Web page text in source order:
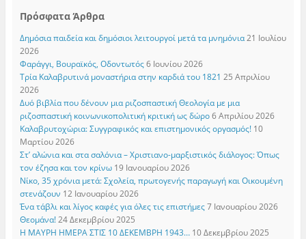
Πρόσφατα Άρθρα
Δημόσια παιδεία και δημόσιοι λειτουργοί μετά τα μνημόνια 21 Ιουλίου
2026
Φαράγγι, Βουραϊκός, Οδοντωτός 6 Ιουνίου 2026
Τρία Καλαβρυτινά μοναστήρια στην καρδιά του 1821 25 Απριλίου
2026
Δυό βιβλία που δένουν μια ριζοσπαστική Θεολογία με μια
ριζοσπαστική κοινωνικοπολιτική κριτική ως δώρο 6 Απριλίου 2026
Καλαβρυτοχώρια: Συγγραφικός και επιστημονικός οργασμός! 10
Μαρτίου 2026
Στ’ αλώνια και στα σαλόνια – Χριστιανο-μαρξιστικός διάλογος: Όπως
τον έζησα και τον κρίνω 19 Ιανουαρίου 2026
Νίκο, 35 χρόνια μετά: Σχολεία, πρωτογενής παραγωγή και Οικουμένη
στενάζουν 12 Ιανουαρίου 2026
Ένα τάβλι και λίγος καφές για όλες τις επιστήμες 7 Ιανουαρίου 2026
Θεομάνα! 24 Δεκεμβρίου 2025
Η ΜΑΥΡΗ ΗΜΕΡΑ ΣΤΙΣ 10 ΔΕΚΕΜΒΡΗ 1943… 10 Δεκεμβρίου 2025